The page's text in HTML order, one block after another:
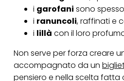
i garofani sono
i ranuncoli, raffinati e
i lillà con il loro
Non serve per forza creare
accompagnato da un
pensiero e nella scelta fatta